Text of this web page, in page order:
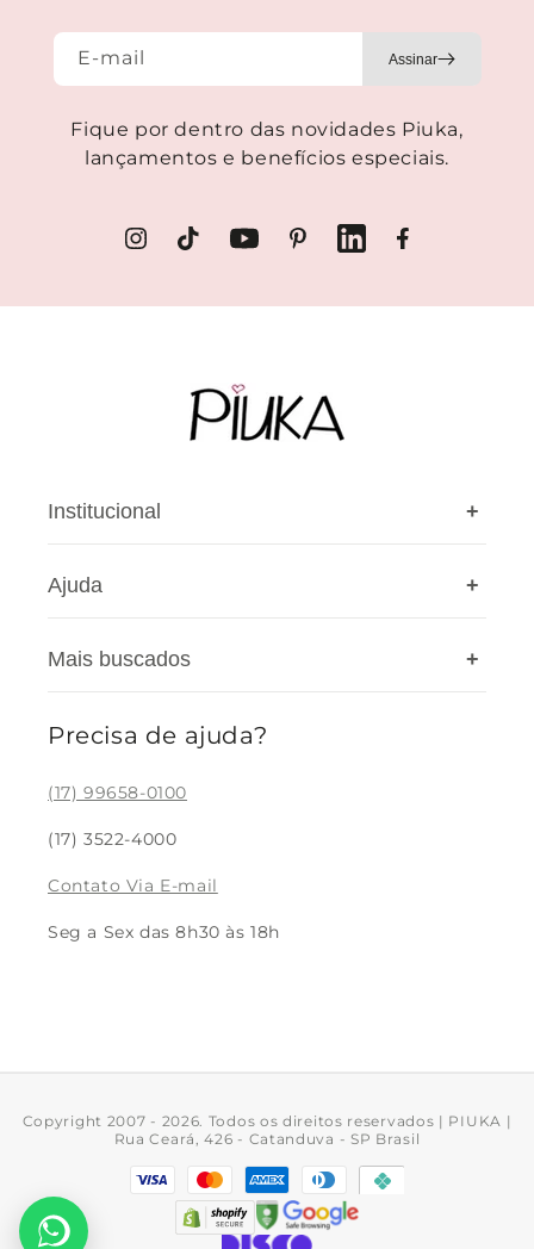
Institucional +
A Piuka
Privacidade
Blog
Ajuda +
Cashback
Devolução
Rastreio
Trabalhe Conosco
Mais buscados +
Colar Feminino
Pulseira Feminina
Brinco Feminino
Bracelete Feminino
Acessórios
Precisa de ajuda?
(17) 99658-0100
(17) 3522-4000
Contato Via E-mail
Seg a Sex das 8h30 às 18h
E-mail
Fique por dentro das novidades Piuka,
lançamentos e benefícios especiais.
InstagramTikTok YouTubePinterestLinkedInFacebook
Copyright 2007 - 2026. Todos os direitos reservados | PIUKA |
Rua Ceará, 426 - Catanduva - SP Brasil
Formas
de
pagamento